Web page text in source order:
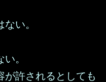
い。
。
が許されるとしても